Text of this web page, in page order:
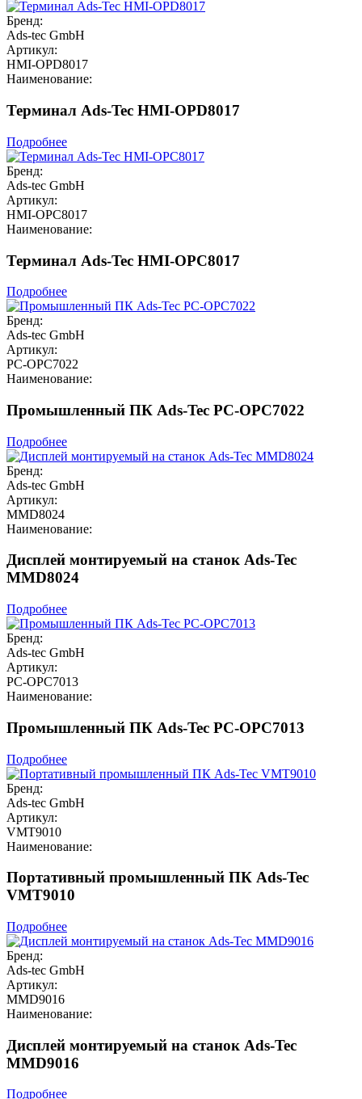
Бренд:
Ads-tec GmbH
Артикул:
HMI-OPD8017
Наименование:
Терминал Ads-Tec HMI-OPD8017
Подробнее
Бренд:
Ads-tec GmbH
Артикул:
HMI-OPC8017
Наименование:
Терминал Ads-Tec HMI-OPC8017
Подробнее
Бренд:
Ads-tec GmbH
Артикул:
PC-OPC7022
Наименование:
Промышленный ПК Ads-Tec PC-OPC7022
Подробнее
Бренд:
Ads-tec GmbH
Артикул:
MMD8024
Наименование:
Дисплей монтируемый на станок Ads-Tec
MMD8024
Подробнее
Бренд:
Ads-tec GmbH
Артикул:
PC-OPC7013
Наименование:
Промышленный ПК Ads-Tec PC-OPC7013
Подробнее
Бренд:
Ads-tec GmbH
Артикул:
VMT9010
Наименование:
Портативный промышленный ПК Ads-Tec
VMT9010
Подробнее
Бренд:
Ads-tec GmbH
Артикул:
MMD9016
Наименование:
Дисплей монтируемый на станок Ads-Tec
MMD9016
Подробнее